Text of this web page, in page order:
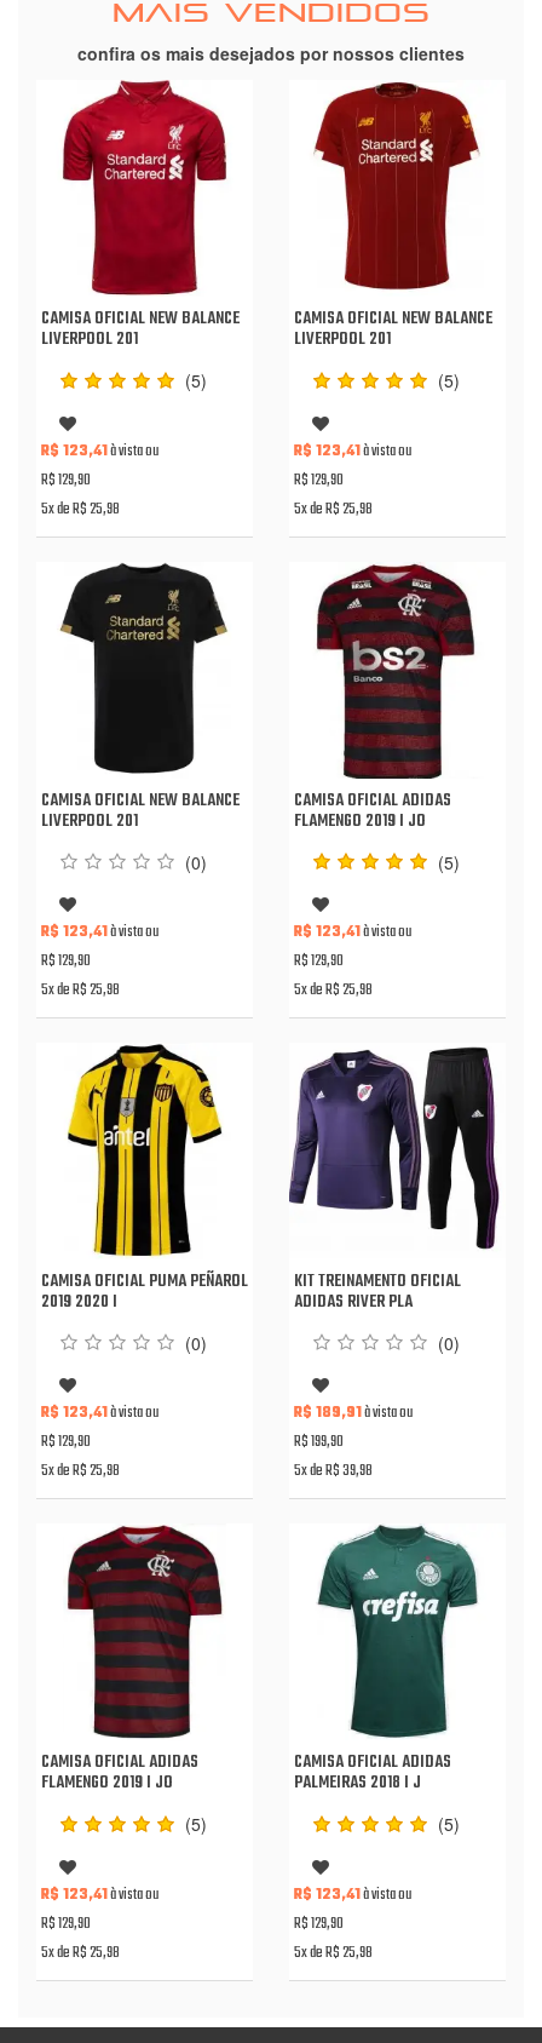
MAIS VENDIDOS
confira os mais desejados por nossos clientes
CAMISA OFICIAL NEW BALANCE
LIVERPOOL 201
(5)
R$ 123,41à vista ou
R$ 129,90
5x de R$ 25,98
CAMISA OFICIAL NEW BALANCE
LIVERPOOL 201
(5)
R$ 123,41à vista ou
R$ 129,90
5x de R$ 25,98
CAMISA OFICIAL NEW BALANCE
LIVERPOOL 201
(0)
R$ 123,41à vista ou
R$ 129,90
5x de R$ 25,98
CAMISA OFICIAL ADIDAS
FLAMENGO 2019 I JO
(5)
R$ 123,41à vista ou
R$ 129,90
5x de R$ 25,98
CAMISA OFICIAL PUMA PEÑAROL
2019 2020 I
(0)
R$ 123,41à vista ou
R$ 129,90
5x de R$ 25,98
KIT TREINAMENTO OFICIAL
ADIDAS RIVER PLA
(0)
R$ 189,91à vista ou
R$ 199,90
5x de R$ 39,98
CAMISA OFICIAL ADIDAS
FLAMENGO 2019 I JO
(5)
R$ 123,41à vista ou
R$ 129,90
5x de R$ 25,98
CAMISA OFICIAL ADIDAS
PALMEIRAS 2018 I J
(5)
R$ 123,41à vista ou
R$ 129,90
5x de R$ 25,98